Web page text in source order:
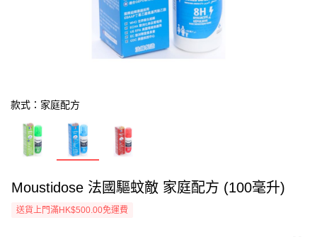
款式：家庭配方
Moustidose 法國驅蚊敵 家庭配方 (100毫升)
送貨上門滿HK$500.00免運費